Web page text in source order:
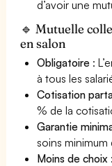
d’avoir une
🔹 Mutuelle
en salon
Obligatoire :
à tous les
Cotisation
% de la
Garantie
soins minimum
Moins de choix